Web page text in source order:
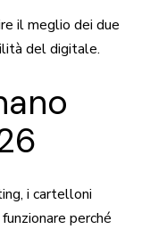
il meglio dei due
del digitale.
i cartelloni
perché